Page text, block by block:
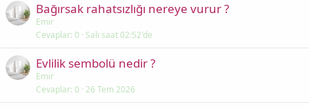
Bağırsak rahatsızlığı nereye vurur ?
Emir
Cevaplar 0 Salı saat 02:52'de
Evlilik sembolü nedir ?
Emir
Cevaplar 0 26 Tem 2026